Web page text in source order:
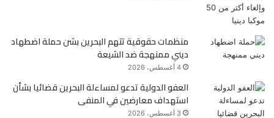
منظمات حقوقية تتهم البحرين بشن حملة اضطهاد
ديني ممنهجة ضد الشيعة
4 أغسطس، 2026
العفو الدولية تدعو لمساءلة البحرين قضائيا بشأن
استهداف معارضين في المنفى
3 أغسطس، 2026